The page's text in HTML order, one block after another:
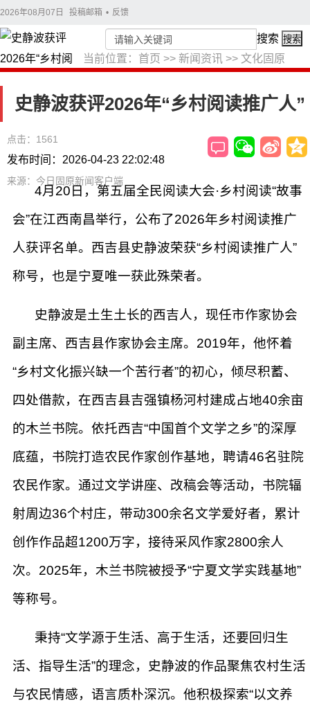
2026年08月07日 投稿邮箱 • 反馈
当前位置： 首页 >> 新闻资讯 >> 文化固原
搜索 搜索
史静波获评2026年“乡村阅读推广人”
点击：1561
发布时间：2026-04-23 22:02:48
来源：今日固原新闻客户端
4月20日，第五届全民阅读大会·乡村阅读“故事
会”在江西南昌举行，公布了2026年乡村阅读推广
人获评名单。西吉县史静波荣获“乡村阅读推广人”
称号，也是宁夏唯一获此殊荣者。
史静波是土生土长的西吉人，现任市作家协会
副主席、西吉县作家协会主席。2019年，他怀着
“乡村文化振兴缺一个苦行者”的初心，倾尽积蓄、
四处借款，在西吉县吉强镇杨河村建成占地40余亩
的木兰书院。依托西吉“中国首个文学之乡”的深厚
底蕴，书院打造农民作家创作基地，聘请46名驻院
农民作家。通过文学讲座、改稿会等活动，书院辐
射周边36个村庄，带动300余名文学爱好者，累计
创作作品超1200万字，接待采风作家2800余人
次。2025年，木兰书院被授予“宁夏文学实践基地”
等称号。
秉持“文学源于生活、高于生活，还要回归生
活、指导生活”的理念，史静波的作品聚焦农村生活
与农民情感，语言质朴深沉。他积极探索“以文养